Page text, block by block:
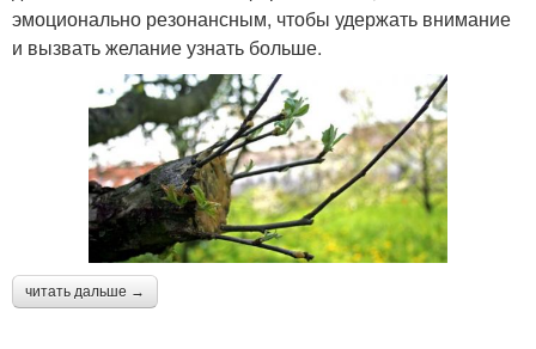
эмоционально резонансным, чтобы удержать внимание
и вызвать желание узнать больше.
читать дальше →